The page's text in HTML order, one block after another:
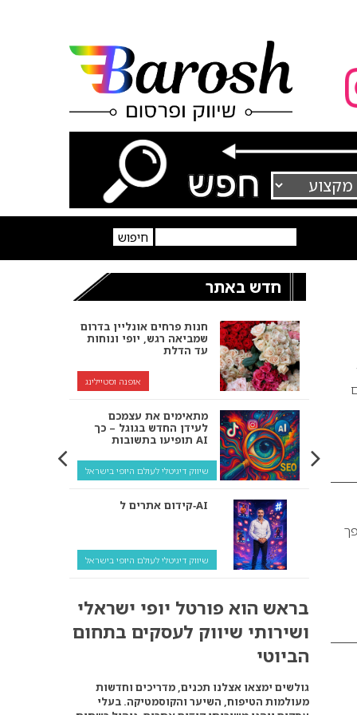
חדש באתר
חנות פרחים אונליין בדרום
שמביאה רגש, יופי ונוחות
עד הדלת
אופנה וסטיילינג
מתאימים את עצמכם
לעידן החדש בגוגל – כך
תופיעו בתשובות AI
שיווק דיגיטלי לעולם היופי בישראל
קידום אתרים ל‑AI
שיווק דיגיטלי לעולם היופי בישראל
ולמה העסק שלך צריך
להתאים את עצמו אליהם?
קידום ל‑AI לעומת קידום
רגיל: איפה הכסף נמצא
באמת?
בראש הוא פורטל יופי ישראלי
ושירותי שיווק לעסקים בתחום
הביוטי
גולשים ימצאו אצלנו תכנים, מדריכים וחדשות
מעולמות הטיפוח, השיער והקוסמטיקה. בעלי